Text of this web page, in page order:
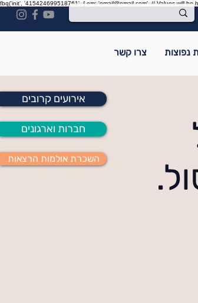
fbq('init', '415424699518761', { em: 'email@email.com', // Values will
השכרת אולמות הרצאות
חברות וארגונים
אירועים קרובים
נפוצות צרו קשר